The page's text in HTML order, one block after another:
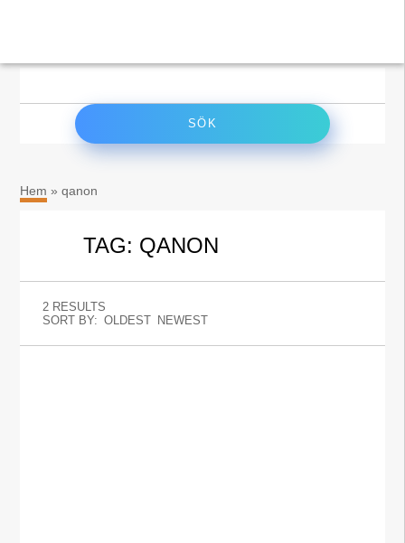
Hem »qanon
TAG: QANON
2 RESULTS
SORT BY: OLDEST NEWEST